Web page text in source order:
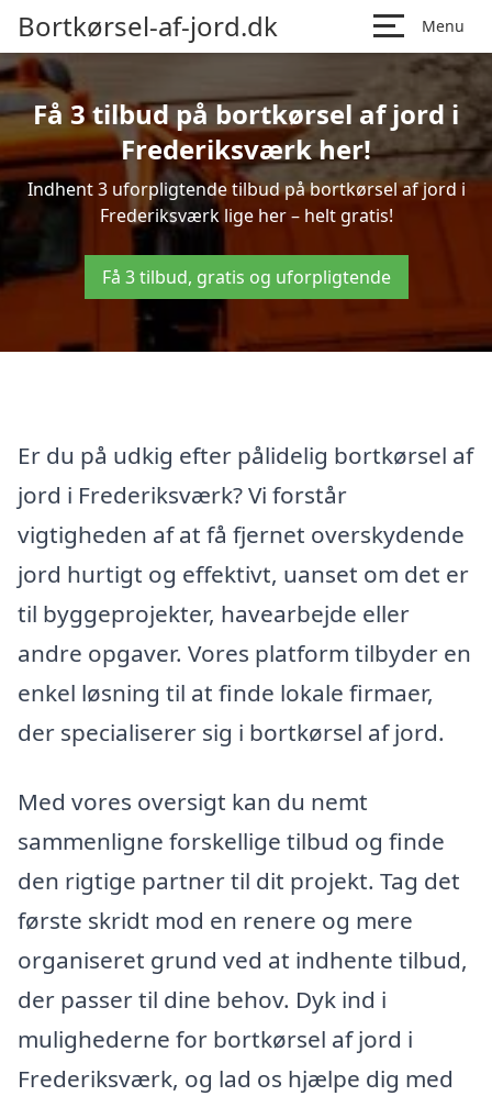
Bortkørsel-af-jord.dk Menu
Få 3 tilbud på bortkørsel af jord i
Frederiksværk her!
Indhent 3 uforpligtende tilbud på bortkørsel af jord i
Frederiksværk lige her – helt gratis!
Få 3 tilbud, gratis og uforpligtende
Er du på udkig efter pålidelig bortkørsel af
jord i Frederiksværk? Vi forstår
vigtigheden af at få fjernet overskydende
jord hurtigt og effektivt, uanset om det er
til byggeprojekter, havearbejde eller
andre opgaver. Vores platform tilbyder en
enkel løsning til at finde lokale firmaer,
der specialiserer sig i bortkørsel af jord.
Med vores oversigt kan du nemt
sammenligne forskellige tilbud og finde
den rigtige partner til dit projekt. Tag det
første skridt mod en renere og mere
organiseret grund ved at indhente tilbud,
der passer til dine behov. Dyk ind i
mulighederne for bortkørsel af jord i
Frederiksværk, og lad os hjælpe dig med